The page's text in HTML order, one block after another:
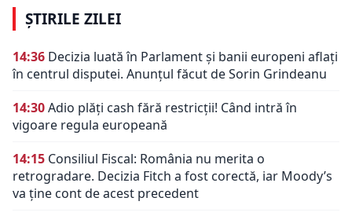
ȘTIRILE ZILEI
14:36 Decizia luată în Parlament și banii europeni aflați
în centrul disputei. Anunțul făcut de Sorin Grindeanu
14:30Adio plăți cash fără restricții! Când intră în
vigoare regula europeană
14:15 Consiliul Fiscal: România nu merita o
retrogradare. Decizia Fitch a fost corectă, iar Moody’s
va ține cont de acest precedent